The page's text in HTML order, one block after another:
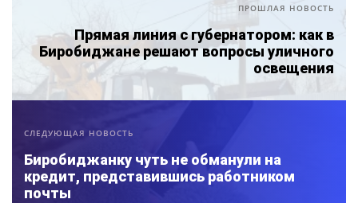
ПРОШЛАЯ НОВОСТЬ
Прямая линия с губернатором: как в
Биробиджане решают вопросы уличного
освещения
СЛЕДУЮЩАЯ НОВОСТЬ
Биробиджанку чуть не обманули на
кредит, представившись работником
почты